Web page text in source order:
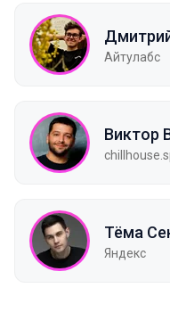
Айтулабс
Виктор
Тёма
Яндекс